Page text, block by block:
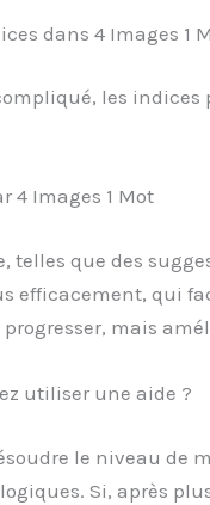
dans 4 Images 1
les
4 Images 1 Mot
telles que des
efficacement, qui
mais
utiliser une aide ?
le niveau
Si, après